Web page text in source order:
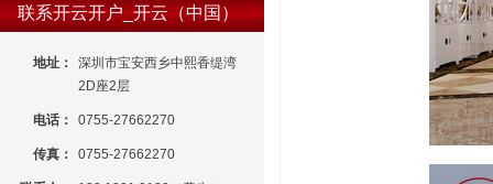
联系开云开户_开云（中国）
地址：
深圳市宝安西乡中熙香缇湾
2D座2层
电话： 0755-27662270
传真： 0755-27662270